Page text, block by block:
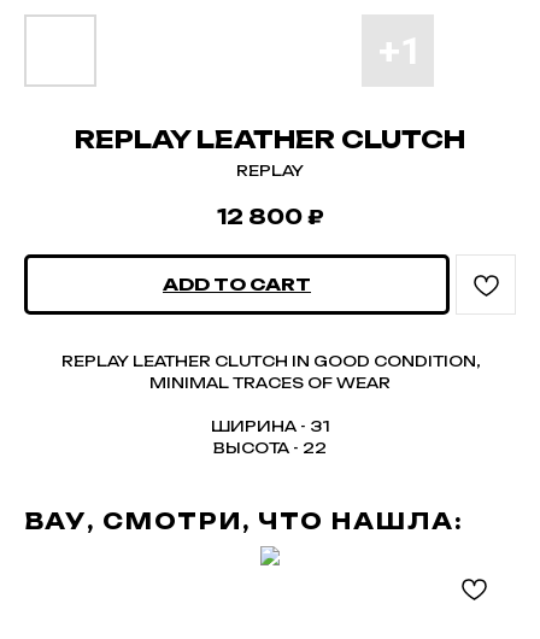
REPLAY LEATHER CLUTCH
REPLAY
12 800 ₽
ADD TO CART
REPLAY LEATHER CLUTCH IN GOOD CONDITION,
MINIMAL TRACES OF WEAR
ШИРИНА - 31
ВЫСОТА - 22
ВАУ, СМОТРИ, ЧТО НАШЛА: